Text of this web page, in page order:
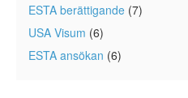
ESTA berättigande (7)
USA Visum (6)
ESTA ansökan (6)